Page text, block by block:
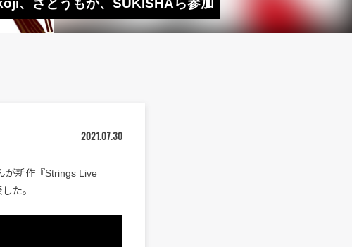
、さとうもか、SUKISHAら参加
2021.07.30
が新作『Strings Live
た。